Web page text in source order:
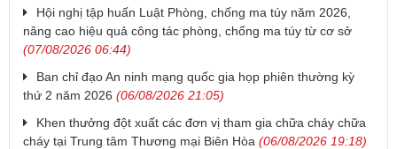
Hội nghị tập huấn Luật Phòng, chống ma túy năm 2026,
nâng cao hiệu quả công tác phòng, chống ma túy từ cơ sở
(07/08/2026 06:44)
Ban chỉ đạo An ninh mạng quốc gia họp phiên thường kỳ
thứ 2 năm 2026 (06/08/2026 21:05)
Khen thưởng đột xuất các đơn vị tham gia chữa cháy chữa
cháy tại Trung tâm Thương mại Biên Hòa (06/08/2026 19:18)